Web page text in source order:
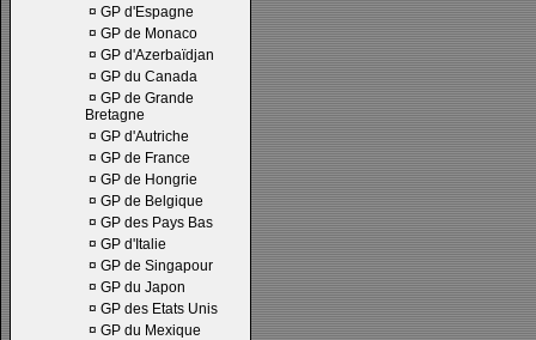
¤ GP d'Espagne
¤ GP de Monaco
¤ GP d'Azerbaïdjan
¤ GP du Canada
¤ GP de Grande
Bretagne
¤ GP d'Autriche
¤ GP de France
¤ GP de Hongrie
¤ GP de Belgique
¤ GP des Pays Bas
¤ GP d'Italie
¤ GP de Singapour
¤ GP du Japon
¤ GP des Etats Unis
¤ GP du Mexique